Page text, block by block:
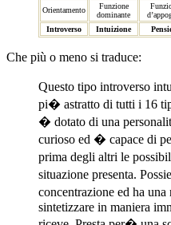
Orientamento
Funzione
dominante
Introverso Intuizione
Che più o meno si traduce:
Questo tipo introverso
pi� astratto di tutti i 16
� dotato di una
curioso ed � capace di
prima degli altri le
situazione presenta.
concentrazione ed ha
sintetizzare in maniera